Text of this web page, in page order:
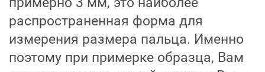
распространенная форма для
измерения размера пальца. Именно
поэтому при примерке образца, Вам